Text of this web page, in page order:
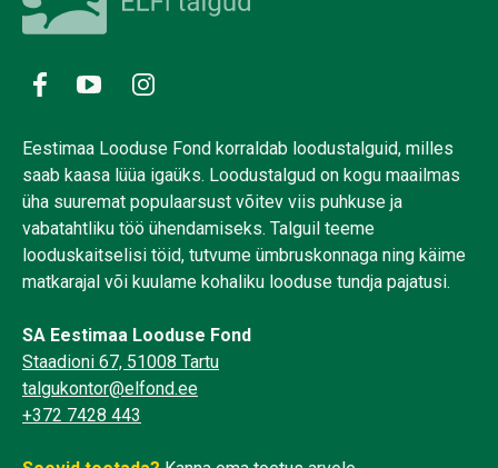
Eestimaa Looduse Fond korraldab loodustalguid, milles
saab kaasa lüüa igaüks. Loodustalgud on kogu maailmas
üha suuremat populaarsust võitev viis puhkuse ja
vabatahtliku töö ühendamiseks. Talguil teeme
looduskaitselisi töid, tutvume ümbruskonnaga ning käime
matkarajal või kuulame kohaliku looduse tundja pajatusi.
SA Eestimaa Looduse Fond
Staadioni 67, 51008 Tartu
talgukontor@elfond.ee
+372 7428 443